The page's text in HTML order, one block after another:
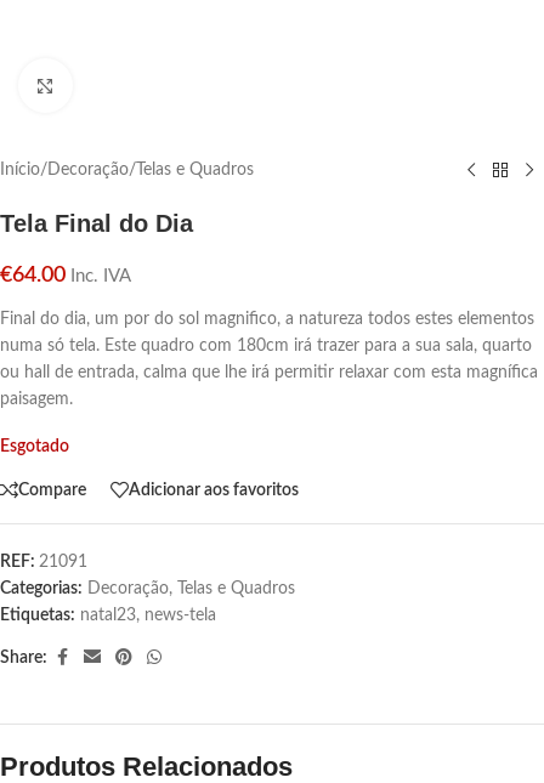
Início/ Decoração/ Telas e Quadros
Tela Final do Dia
€64.00 Inc. IVA
Final do dia, um por do sol magnifico, a natureza todos estes elementos
numa só tela. Este quadro com 180cm irá trazer para a sua sala, quarto
ou hall de entrada, calma que lhe irá permitir relaxar com esta magnífica
paisagem.
Esgotado
Compare Adicionar aos favoritos
REF: 21091
Categorias: Decoração,
Telas e Quadros
Etiquetas: natal23, news-tela
Share:
Produtos Relacionados